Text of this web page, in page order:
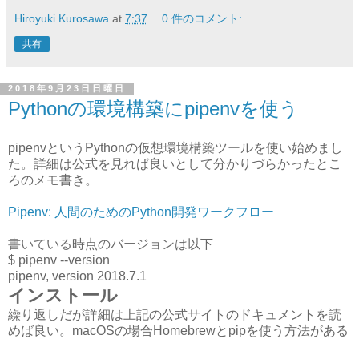
Hiroyuki Kurosawa at 7:37 0 件のコメント:
共有
2018年9月23日日曜日
Pythonの環境構築にpipenvを使う
pipenvというPythonの仮想環境構築ツールを使い始めまし
た。詳細は公式を見れば良いとして分かりづらかったとこ
ろのメモ書き。
Pipenv: 人間のためのPython開発ワークフロー
書いている時点のバージョンは以下
$ pipenv --version
pipenv, version 2018.7.1
インストール
繰り返しだが詳細は上記の公式サイトのドキュメントを読
めば良い。macOSの場合Homebrewとpipを使う方法がある